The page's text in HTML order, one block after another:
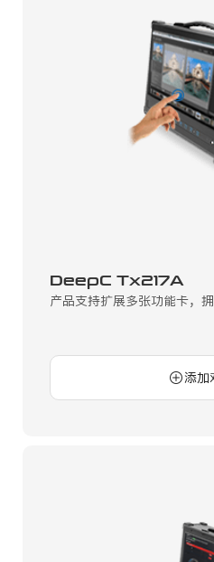
DeepC Tx217A
产品支持扩展多张功能卡，
添加